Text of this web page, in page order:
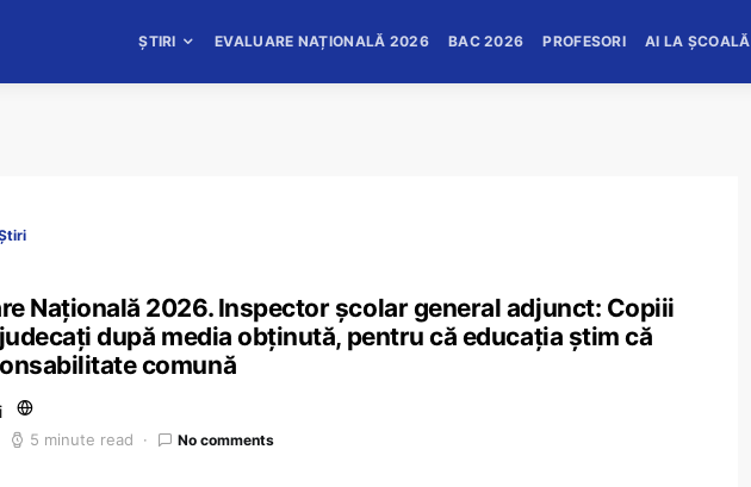
ȘTIRI EVALUARE NAȚIONALĂ 2026 BAC 2026 PROFESORI AI LA ȘCOALĂ
Națională 2026. Inspector școlar general adjunct: Copiii
după media obținută, pentru că educația știm că
comună
5 minute read No comments